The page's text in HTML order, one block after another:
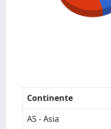
Continente
AS - Asia